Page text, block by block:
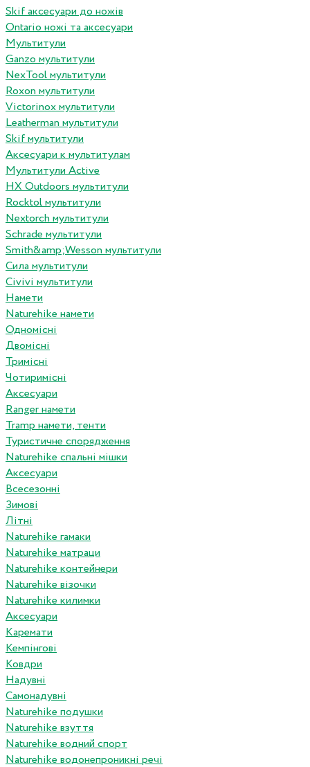
Skif аксесуари до ножів
Ontario ножі та аксесуари
Мультитули
Ganzo мультитули
NexTool мультитули
Roxon мультитули
Victorinox мультитули
Leatherman мультитули
Skif мультитули
Аксесуари к мультитулам
Мультитули Active
HX Outdoors мультитули
Rocktol мультитули
Nextorch мультитули
Schrade мультитули
Smith&amp;Wesson мультитули
Сила мультитули
Civivi мультитули
Намети
Naturehike намети
Одномісні
Двомісні
Тримісні
Чотиримісні
Аксесуари
Ranger намети
Tramp намети, тенти
Туристичне спорядження
Naturehike спальні мішки
Аксесуари
Всесезонні
Зимові
Літні
Naturehike гамаки
Naturehike матраци
Naturehike контейнери
Naturehike візочки
Naturehike килимки
Аксесуари
Каремати
Кемпінгові
Ковдри
Надувні
Самонадувні
Naturehike подушки
Naturehike взуття
Naturehike водний спорт
Naturehike водонепроникні речі